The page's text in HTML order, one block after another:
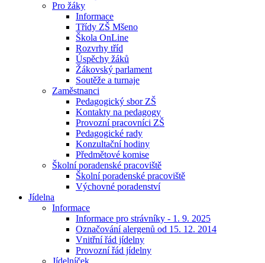
Pro žáky
Informace
Třídy ZŠ Mšeno
Škola OnLine
Rozvrhy tříd
Úspěchy žáků
Žákovský parlament
Soutěže a turnaje
Zaměstnanci
Pedagogický sbor ZŠ
Kontakty na pedagogy
Provozní pracovníci ZŠ
Pedagogické rady
Konzultační hodiny
Předmětové komise
Školní poradenské pracoviště
Školní poradenské pracoviště
Výchovné poradenství
Jídelna
Informace
Informace pro strávníky - 1. 9. 2025
Označování alergenů od 15. 12. 2014
Vnitřní řád jídelny
Provozní řád jídelny
Jídelníček